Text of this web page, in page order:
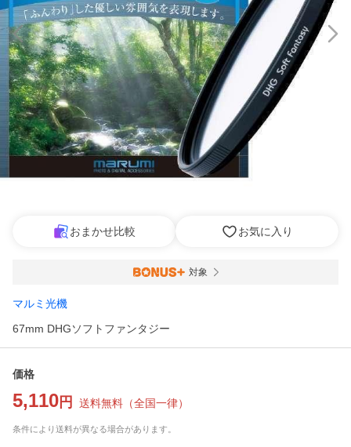
おまかせ比較 お気に入り
対象
マルミ光機
67mm DHGソフトファンタジー
価格
5,110 円 送料無料 （全国一律）
条件により送料が異なる場合があります。